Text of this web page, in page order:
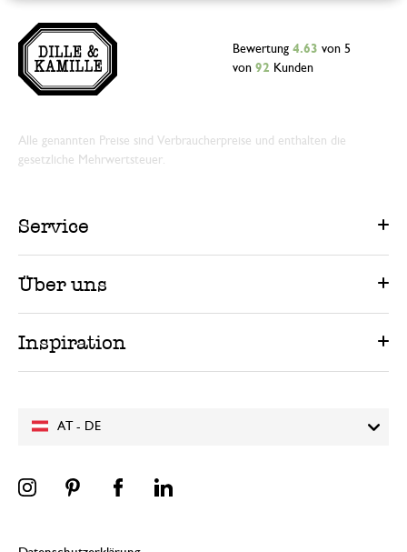
AT - DE
Bewertung 4.63 von 5
von 92 Kunden
Alle genannten Preise sind Verbraucherpreise und enthalten die
gesetzliche Mehrwertsteuer.
Service
Über uns
Inspiration